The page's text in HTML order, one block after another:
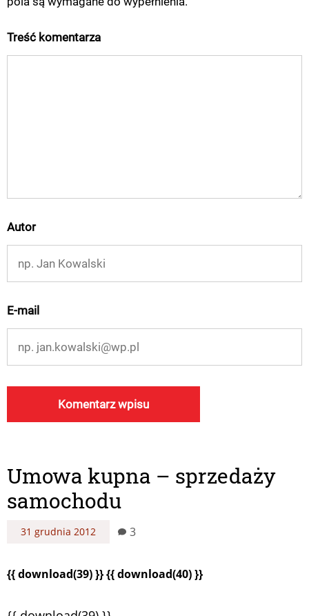
Treść komentarza
Autor
E-mail
Umowa kupna – sprzedaży
samochodu
31 grudnia 2012 3
{{ download(39) }} {{ download(40) }}